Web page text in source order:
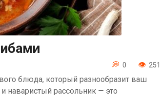
0 251
блюда, который разнообразит ваш
наваристый рассольник — это